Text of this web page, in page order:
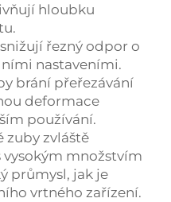
hloubku
snižují řezný odpor o
nastaveními.
brání přeřezávání
deformace
používání.
zuby zvláště
množstvím
průmysl, jak je
vrtného zařízení.